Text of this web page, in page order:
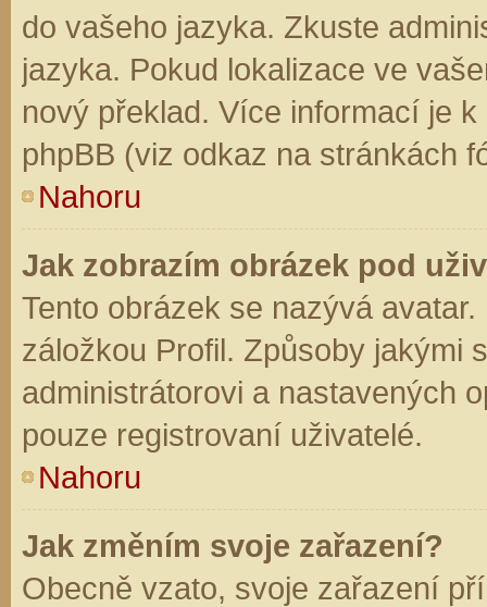
do vašeho jazyka. Zkuste
jazyka. Pokud lokalizace ve
nový překlad. Více informací je
phpBB (viz odkaz na stránkách
Nahoru
Jak zobrazím obrázek pod
Tento obrázek se nazývá
záložkou Profil. Způsoby jakými
administrátorovi a nastavených
pouze registrovaní uživatelé.
Nahoru
Jak změním svoje zařazení?
Obecně vzato, svoje zařazení